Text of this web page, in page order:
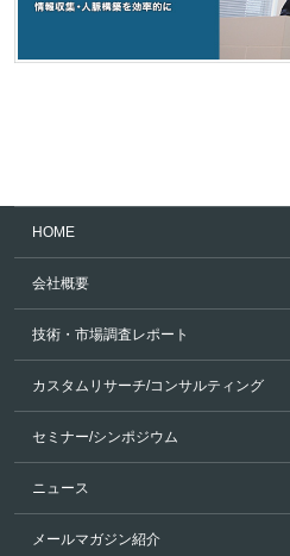
HOME
会社概要
技術・市場調査レポート
カスタムリサーチ/コンサルティング
セミナー/シンポジウム
ニュース
メールマガジン紹介